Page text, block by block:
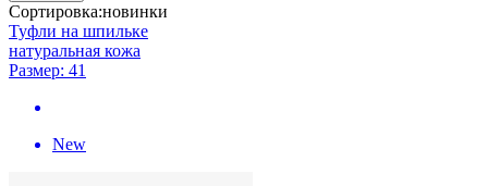
Сортировка:новинки
Туфли на шпильке
натуральная кожа
Размер: 41
New